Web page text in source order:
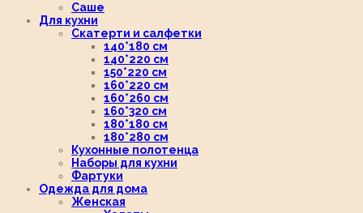
Саше
Для кухни
Скатерти и салфетки
140*180 см
140*220 см
150*220 см
160*220 см
160*260 см
160*320 см
180*180 см
180*280 см
Кухонные полотенца
Наборы для кухни
Фартуки
Одежда для дома
Женская